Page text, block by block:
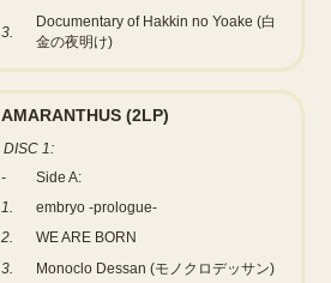
3.
Documentary of Hakkin no Yoake (白
金の夜明け)
AMARANTHUS (2LP)
DISC 1:
-
Side A:
1.
embryo -prologue-
2.
WE ARE BORN
3.
Monoclo Dessan (モノクロデッサン)